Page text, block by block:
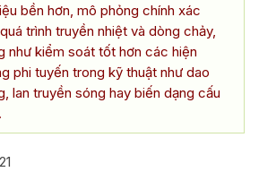
bền hơn, mô phỏng chính xác
trình truyền nhiệt và dòng chảy,
như kiểm soát tốt hơn các hiện
phi tuyến trong kỹ thuật như dao
lan truyền sóng hay biến dạng cấu